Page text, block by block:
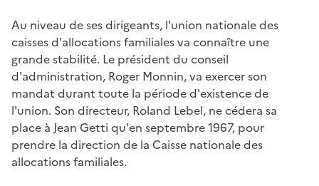
Au niveau de ses dirigeants, l'union nationale des
caisses d'allocations familiales va connaître une
grande stabilité. Le président du conseil
d'administration, Roger Monnin, va exercer son
mandat durant toute la période d'existence de
l'union. Son directeur, Roland Lebel, ne cédera sa
place à Jean Getti qu'en septembre 1967, pour
prendre la direction de la Caisse nationale des
allocations familiales.